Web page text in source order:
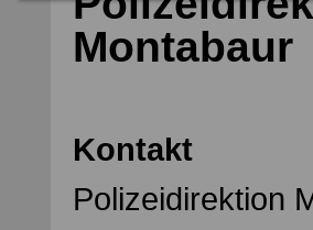
Montabaur
Kontakt
Polizeidirektion